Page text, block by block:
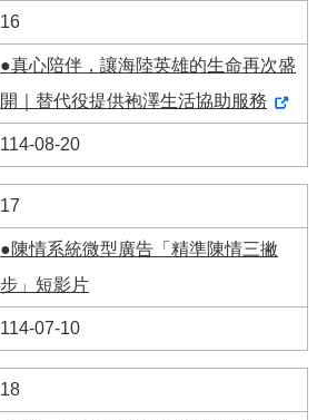
16
●真心陪伴，讓海陸英雄的生命再次盛
開｜替代役提供袍澤生活協助服務
114-08-20
17
●陳情系統微型廣告「精準陳情三撇
步」短影片
114-07-10
18